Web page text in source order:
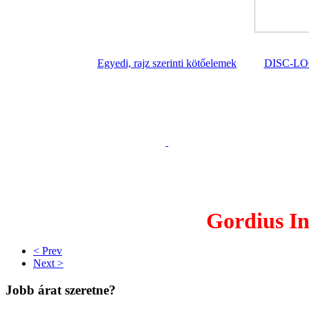
Egyedi, rajz szerinti kötőelemek DISC-
Gordius
< Prev
Next >
Jobb árat szeretne?